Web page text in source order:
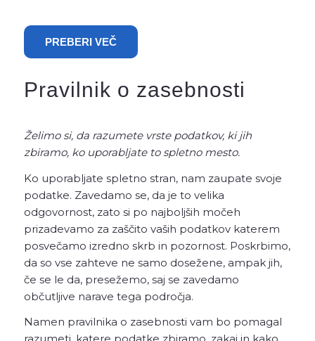
PREBERI VEČ
Pravilnik o zasebnosti
Želimo si, da razumete vrste podatkov, ki jih
zbiramo, ko uporabljate to spletno mesto.
Ko uporabljate spletno stran, nam zaupate svoje
podatke. Zavedamo se, da je to velika
odgovornost, zato si po najboljših močeh
prizadevamo za zaščito vaših podatkov katerem
posvečamo izredno skrb in pozornost. Poskrbimo,
da so vse zahteve ne samo dosežene, ampak jih,
če se le da, presežemo, saj se zavedamo
občutljive narave tega področja.
Namen pravilnika o zasebnosti vam bo pomagal